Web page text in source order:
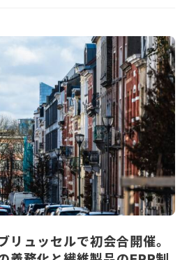
リュッセルで初会合開催。